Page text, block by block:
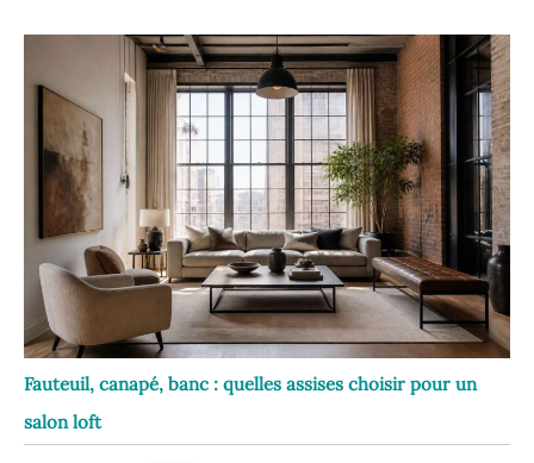
Fauteuil, canapé, banc : quelles assises choisir pour un
salon loft